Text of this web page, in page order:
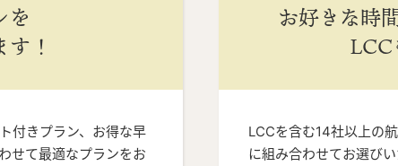
を
！
付きプラン、お得な早
せて最適なプランをお
お好きな時
LCC
LCCを含む14社以上の
に組み合わせてお選びい